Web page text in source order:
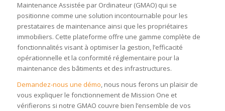
Maintenance Assistée par Ordinateur (GMAO) qui se
positionne comme une solution incontournable pour les
prestataires de maintenance ainsi que les propriétaires
immobiliers. Cette plateforme offre une gamme complète de
fonctionnalités visant à optimiser la gestion, l’efficacité
opérationnelle et la conformité réglementaire pour la
maintenance des bâtiments et des infrastructures.
Demandez-nous une démo, nous nous ferons un plaisir de
vous expliquer le fonctionnement de Mission One et
vérifierons si notre GMAO couvre bien l’ensemble de vos